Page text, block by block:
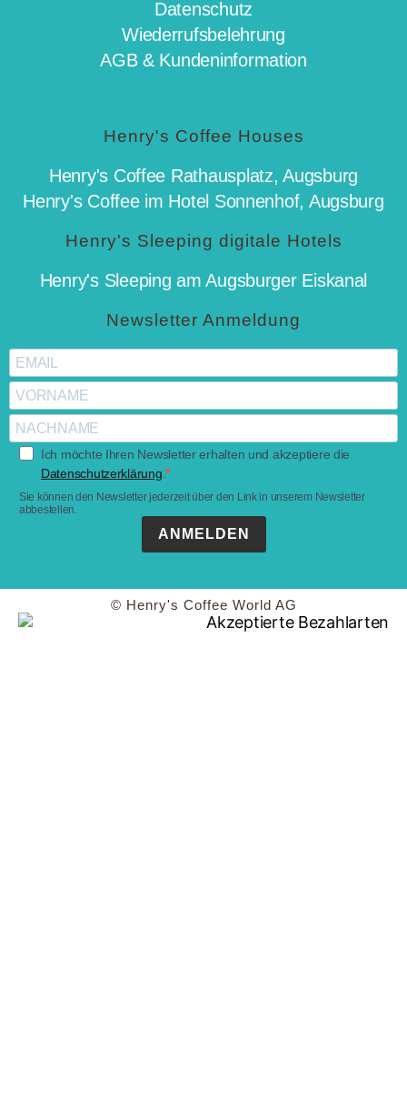
Datenschutz
Wiederrufsbelehrung
AGB & Kundeninformation
Henry's Coffee Houses
Henry's Coffee Rathausplatz, Augsburg
Henry's Coffee im Hotel Sonnenhof, Augsburg
Henry's Sleeping digitale Hotels
Henry's Sleeping am Augsburger Eiskanal
Newsletter Anmeldung
Ich möchte Ihren Newsletter erhalten und akzeptiere die
Datenschutzerklärung .
Sie können den Newsletter jederzeit über den Link in unserem Newsletter
abbestellen.
ANMELDEN
© Henry's Coffee World AG